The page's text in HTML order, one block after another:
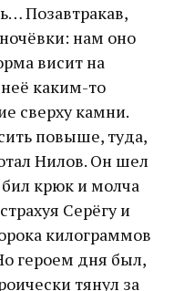
Позавтракав,
нам оно
висит на
каким-то
сверху камни.
повыше, туда,
Нилов. Он шел
крюк и молча
Серёгу и
килограммов
героем дня был,
тянул за